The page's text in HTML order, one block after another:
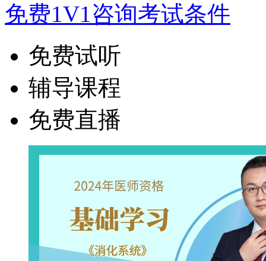
免费1V1咨询考试条件
免费试听
辅导课程
免费直播